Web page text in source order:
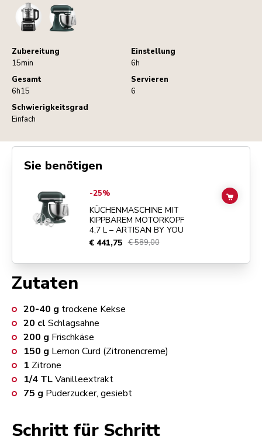
FoodProcessor
StandMixer
Zubereitung
15min
Einstellung
6h
Gesamt
6h15
Servieren
6
Schwierigkeitsgrad
Einfach
Zutaten
20-40 g trockene Kekse
20 cl Schlagsahne
200 g Frischkäse
150 g Lemon Curd (Zitronencreme)
1 Zitrone
1/4 TLVanilleextrakt
75 g Puderzucker, gesiebt
Schritt für Schritt
Sie benötigen
Go toKÜCHENMASCHINE MIT KIPPBAREM MOTORKOPF 4,7 L –
-25%
KÜCHENMASCHINE MIT
KIPPBAREM MOTORKOPF
4,7 L – ARTISAN BY YOU
€ 441,75 € 589,00
ADD